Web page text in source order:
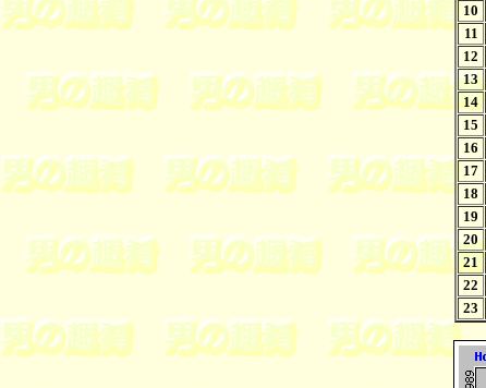
10
11
12
13
14
15
16
17
18
19
20
21
22
23